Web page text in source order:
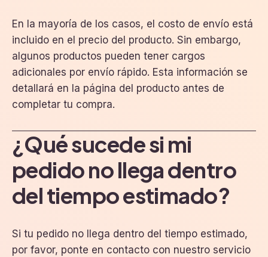
En la mayoría de los casos, el costo de envío está
incluido en el precio del producto. Sin embargo,
algunos productos pueden tener cargos
adicionales por envío rápido. Esta información se
detallará en la página del producto antes de
completar tu compra.
¿Qué sucede si mi
pedido no llega dentro
del tiempo estimado?
Si tu pedido no llega dentro del tiempo estimado,
por favor, ponte en contacto con nuestro servicio